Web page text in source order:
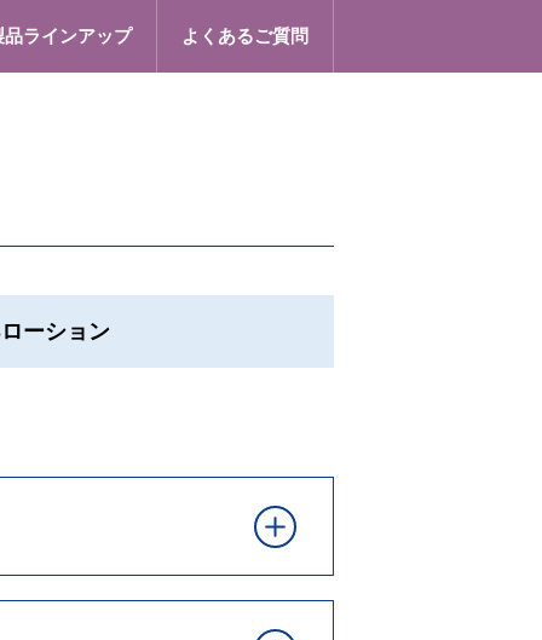
品ラインアップ よくあるご質問
ーション